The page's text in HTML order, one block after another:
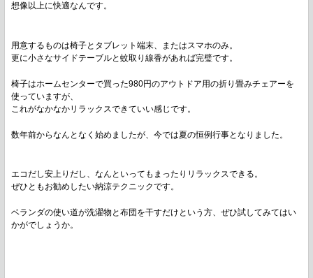
想像以上に快適なんです。
用意するものは椅子とタブレット端末、またはスマホのみ。
更に小さなサイドテーブルと蚊取り線香があれば完璧です。
椅子はホームセンターで買った980円のアウトドア用の折り畳みチェアーを
使っていますが、
これがなかなかリラックスできていい感じです。
数年前からなんとなく始めましたが、今では夏の恒例行事となりました。
エコだし安上りだし、なんといってもまったりリラックスできる。
ぜひともお勧めしたい納涼テクニックです。
ベランダの使い道が洗濯物と布団を干すだけという方、ぜひ試してみてはい
かがでしょうか。